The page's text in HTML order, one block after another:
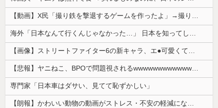
【動画】X民「撮り鉄を撃退するゲームを作ったよ」→撮り鉄「！？！！？？」ｼｭﾎﾟﾎﾟﾎﾟﾎﾟ
海外「日本なんて行くんじゃなかった…」 日本を知ってしまったディズニー信者、帰国後『本家』に失望する事態に
【画像】ストリートファイター6の新キャラ、エ●可愛くてメロメロになるプレイヤーが続出ｗｗｗｗｗ
【悲報】ヤニねこ、BPOで問題視されるwwwwwwwwwwwwwwwwwwwwwwww
専門家「日本車はダサい、見てて恥ずかしい」
【朗報】かわいい動物の動画がストレス・不安の軽減になる可能性。英大学の研究で実証